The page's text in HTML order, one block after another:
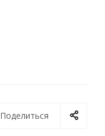
Поделиться